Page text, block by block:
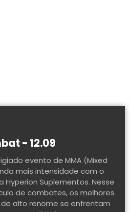
- 12.09
evento de MMA (Mixed
mais intensidade com o
Hyperion Suplementos. Nesse
de combates, os melhores
alto renome se enfrentam